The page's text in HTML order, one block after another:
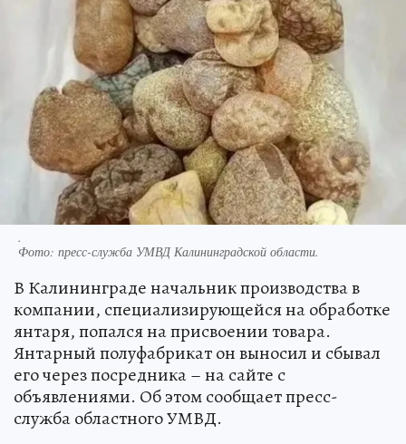
.
Фото: пресс-служба УМВД Калининградской области.
В Калининграде начальник производства в
компании, специализирующейся на обработке
янтаря, попался на присвоении товара.
Янтарный полуфабрикат он выносил и сбывал
его через посредника – на сайте с
объявлениями. Об этом сообщает пресс-
служба областного УМВД.